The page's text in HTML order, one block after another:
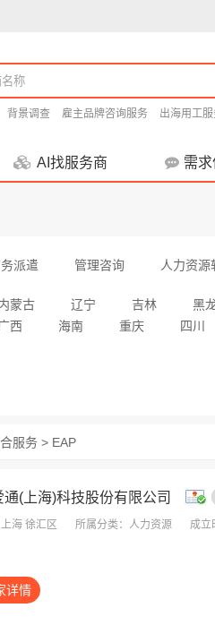
背景调查 雇主品牌咨询服务 出海用工
AI找服务商 需
派遣 管理咨询 人力资源
蒙古 辽宁 吉林 黑
西 海南 重庆 四川
服务 > EAP
通(上海)科技股份有限公司
海 徐汇区 所属分类：人力资源 成立
详情